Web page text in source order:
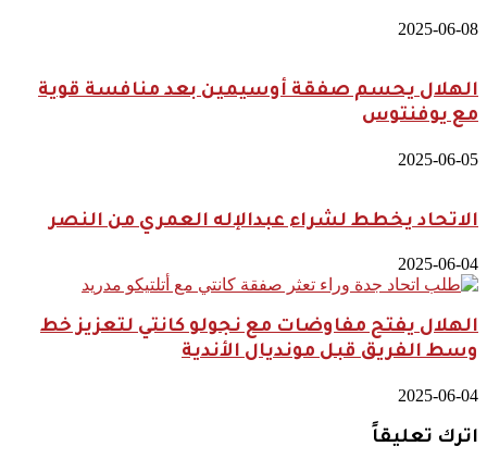
2025-06-08
الهلال يحسم صفقة أوسيمين بعد منافسة قوية
مع يوفنتوس
2025-06-05
الاتحاد يخطط لشراء عبدالإله العمري من النصر
2025-06-04
الهلال يفتح مفاوضات مع نجولو كانتي لتعزيز خط
وسط الفريق قبل مونديال الأندية
2025-06-04
اترك تعليقاً